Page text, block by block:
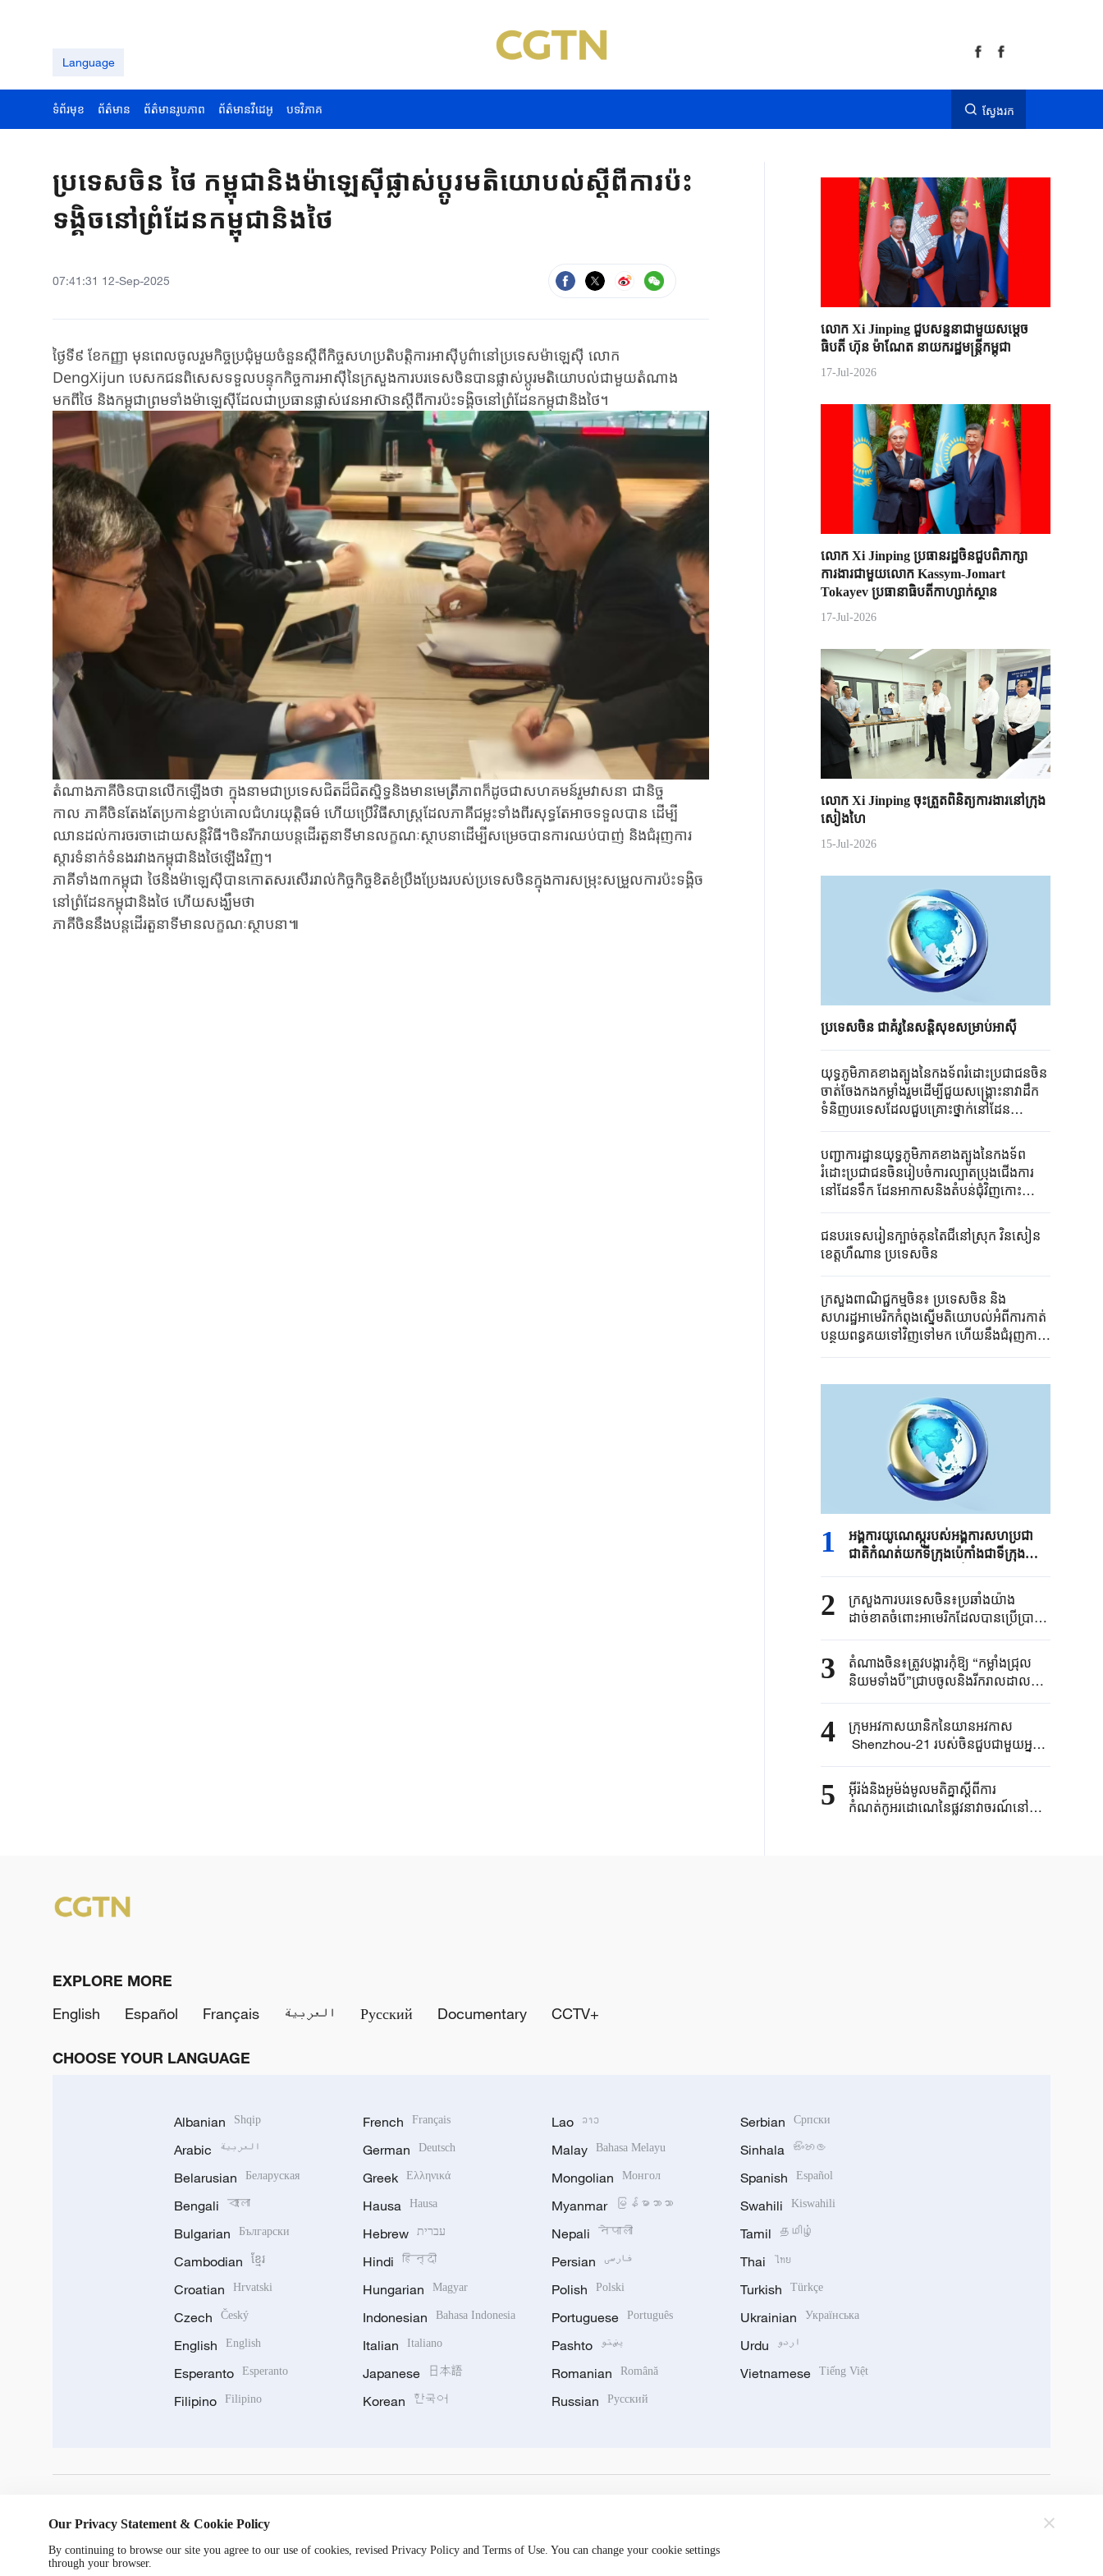
Language
ទំព័រមុខ ព័ត៌មាន ព័ត៌មានរូបភាព ព័ត៌មានវីដេអូ បទវិភាគ ស្វែងរក
ប្រទេសចិន ថៃ កម្ពុជានិងម៉ាឡេស៊ីផ្លាស់ប្តូរមតិយោបល់ស្តីពីការប៉ះ
ទង្គិចនៅព្រំដែនកម្ពុជានិងថៃ
07:41:31 12-Sep-2025
​ថ្ងៃទី៩ ខែកញ្ញា ​មុន​ពេល​ចូលរួម​កិច្ចប្រជុំ​មួយ​ចំនួន​ស្តីពី​កិច្ចសហប្រតិបត្តិការ​អាស៊ី​បូព៌ា​នៅ​ប្រទេស​ម៉ាឡេស៊ី​ ​លោក​
DengXijun បេសកជនពិសេស​ទទួល​បន្ទុក​​កិច្ចការ​អាស៊ី​​នៃ​ក្រសួងការបរទេស​ចិន​បាន​ផ្លាស់ប្តូរ​មតិ​យោបល់​ជា​មួយ​តំណាង​
មកពីថៃ​ ​និង​កម្ពុជា​ព្រមទាំង​​ម៉ាឡេស៊ី​ដែល​ជា​ប្រធាន​ផ្លាស់វេន​អាស៊ាន​​ស្តីពី​​ការ​ប៉ះទង្គិច​នៅ​ព្រំដែន​​កម្ពុជា​​និង​ថៃ​។
តំណាង​ភាគី​ចិន​បានលើកឡើងថា​ ​ក្នុង​នាម​ជា​ប្រទេស​ជិតដ៏​​ជិត​ស្និទ្ធ​និង​មាន​មេត្រី​ភាព​ក៏​ដូចជា​​សហគមន៍រួមវាសនា​ ជា​និច្ច
កាល ភាគី​ចិន​តែងតែ​​ប្រកាន់​ខ្ជាប់​គោលជំហរ​យុត្តិ​ធម៌​ ​ហើយ​ប្រើ​វិធីសាស្ត្រ​ដែល​ភាគី​ជម្លះ​ទាំង​ពីរ​សុទ្ធតែ​អាច​ទទួល​បាន​ ដើម្បី​
ឈាន​ដល់​ការ​ចរចាដោយសន្តិវិធី។ចិន​​រីករាយ​បន្ត​ដើរតួនាទី​មាន​​លក្ខណៈស្ថាបនា​ដើម្បី​សម្រេចបាន​ការ​ឈប់​បាញ់​ ​និង​ជំរុញ​ការ​
ស្តារ​​ទំនាក់ទំនង​រវាង​កម្ពុជា​និង​ថៃ​ឡើងវិញ​។
ភាគីទាំង​៣​កម្ពុជា ​ថៃ​និង​ម៉ាឡេស៊ី​បាន​កោតសរសើរ​រាល់​កិច្ច​កិច្ច​ខិត​ខំ​ប្រឹង​ប្រែង​របស់ប្រទេស​ចិន​ក្នុង​ការ​សម្រុះ​សម្រួល​ការ​ប៉ះទង្គិច​
នៅ​ព្រំដែន​កម្ពុជា​និង​ថៃ​ ​ហើយ​សង្ឃឹម​ថា ​
ភាគី​ចិន​នឹង​បន្ត​ដើរ​តួនាទី​មាន​លក្ខណៈ​ស្ថាបនា៕
លោក Xi Jinping ជួបសន្ទនាជាមួយសម្តេច
ធិបតី ហ៊ុន ម៉ាណែត នាយករដ្ឋមន្ត្រីកម្ពុជា
17-Jul-2026
លោក Xi Jinping ប្រធានរដ្ឋចិន​ជួបពិភាក្សា​
ការងារជាមួយ​លោក Kassym-Jomart ​
Tokayev ​ប្រធានាធិបតី​កាហ្សាក់ស្ថាន​
17-Jul-2026
លោក Xi Jinping ចុះត្រួតពិនិត្យការងារនៅក្រុង
សៀងហៃ
15-Jul-2026
ប្រទេសចិន ជាគំរូនៃសន្តិសុខសម្រាប់អាស៊ី
យុទ្ធភូមិភាគខាងត្បូងនៃកងទ័ពរំដោះប្រជាជនចិន
ចាត់ចែងកងកម្លាំងរួមដើម្បីជួយសង្គ្រោះនាវាដឹក
ទំនិញបរទេសដែលជួបគ្រោះថ្នាក់នៅដែន
សមុទ្រជុំវិញកោះHuangyan ប្រទេសចិន
បញ្ជាការដ្ឋានយុទ្ធភូមិភាគខាងត្បូងនៃកងទ័ព
រំដោះប្រជាជនចិនរៀបចំការល្បាតប្រុងជើងការ
នៅដែនទឹក ដែនអាកាសនិងតំបន់ជុំវិញកោះ
Huangyan ប្រទេសចិន
ជនបរទេសរៀនក្បាច់គុនតៃជីនៅស្រុក វិនសៀន
ខេត្តហឺណាន ប្រទេសចិន
ក្រសួងពាណិជ្ជកម្មចិន៖ ប្រទេសចិន និង
សហរដ្ឋអាមេរិកកំពុងស្នើមតិយោបល់អំពីការកាត់
បន្ថយពន្ធគយទៅវិញទៅមក ហើយនឹងជំរុញការ
អនុវត្តឱ្យបានឆាប់តាមដែលអាចធ្វើទៅបាន
1
អង្គការយូណេស្កូរបស់អង្គការសហប្រជា
ជាតិកំណត់យកទីក្រុងប៉េកាំងជាទីក្រុង
2
ក្រសួងការបរទេសចិន៖ប្រឆាំងយ៉ាង
ដាច់ខាតចំពោះអាមេរិកដែលបានប្រើប្រាស់
អំណាចរដ្ឋដោយខុសទំនង
ដើម្បីគាបសង្កត់សហគ្រាសចិនដោយគ្មាន
ហេតុផល
3
តំណាងចិន៖ត្រូវបង្ការកុំឱ្យ “កម្លាំងជ្រុល
និយមទាំងបី”ជ្រាបចូលនិងរីករាលដាល
តាមរយៈបច្ចេកវិទ្យាងើបឡើងថ្មី
4
ក្រុម​អវកាសយានិកនៃ​យានអវកាស​
Shenzhou-21 ​របស់ចិន​ជួប​​ជាមួយអ្នក
សារព័ត៌មាន​នៅ​ក្រុងប៉េកាំង​
5
អ៊ីរ៉ង់និងអូម៉ង់មូលមតិគ្នាស្តីពីការ
កំណត់កូអរដោណេនៃផ្លូវនាវាចរណ៍នៅច្រក
EXPLORE MORE
English
Español Français العربية Русский Documentary CCTV+
CHOOSE YOUR LANGUAGE
Albanian Shqip
Arabic العربية
Belarusian Беларуская
Bengali বাংলা
Bulgarian Български
Cambodian ខ្មែរ
Croatian Hrvatski
Czech Český
English English
Esperanto Esperanto
Filipino Filipino
French Français
German Deutsch
Greek Ελληνικά
Hausa Hausa
Hebrew עברית
Hindi हिन्दी
Hungarian Magyar
Indonesian Bahasa Indonesia
Italian Italiano
Japanese 日本語
Korean 한국어
Lao ລາວ
Malay Bahasa Melayu
Mongolian Монгол
Myanmar မြန်မာဘာသာ
Nepali नेपाली
Persian فارسی
Polish Polski
Portuguese Português
Pashto پښتو
Romanian Română
Russian Русский
Serbian Српски
Sinhala සිංහල
Spanish Español
Swahili Kiswahili
Tamil தமிழ்
Thai ไทย
Turkish Türkçe
Ukrainian Українська
Urdu اردو
Vietnamese Tiếng Việt
Our Privacy Statement & Cookie Policy
By continuing to browse our site you agree to our use of cookies, revised Privacy Policy and Terms of Use. You can change your cookie settings
through your browser.